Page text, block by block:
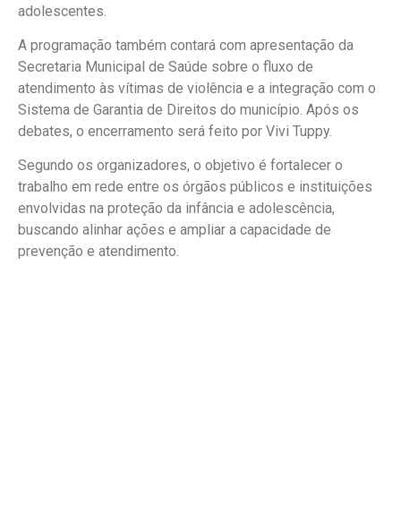
adolescentes.
A programação também contará com apresentação da
Secretaria Municipal de Saúde sobre o fluxo de
atendimento às vítimas de violência e a integração com o
Sistema de Garantia de Direitos do município. Após os
debates, o encerramento será feito por Vivi Tuppy.
Segundo os organizadores, o objetivo é fortalecer o
trabalho em rede entre os órgãos públicos e instituições
envolvidas na proteção da infância e adolescência,
buscando alinhar ações e ampliar a capacidade de
prevenção e atendimento.